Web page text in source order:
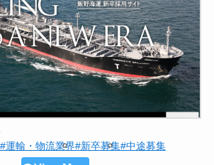
#運輸・物流業界#新卒募集#中途募集